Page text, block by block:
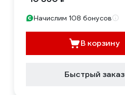
Начислим 108 бонусов
В корзину
Быстрый заказ